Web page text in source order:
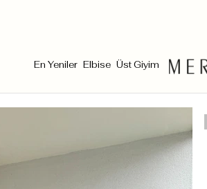
En Yeniler Elbise Üst Giyim